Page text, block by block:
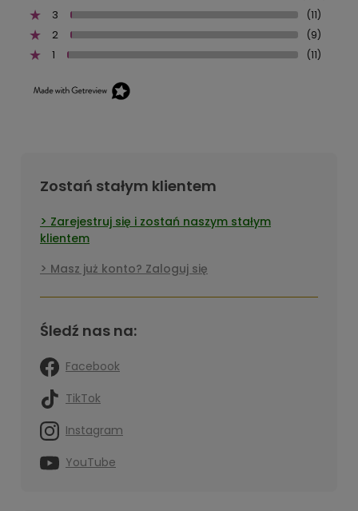
3 (11)
2 (9)
1 (11)
Zostań stałym klientem
Zarejestruj się i zostań naszym stałym
klientem
Masz już konto? Zaloguj się
Śledź nas na:
Facebook
TikTok
Instagram
YouTube